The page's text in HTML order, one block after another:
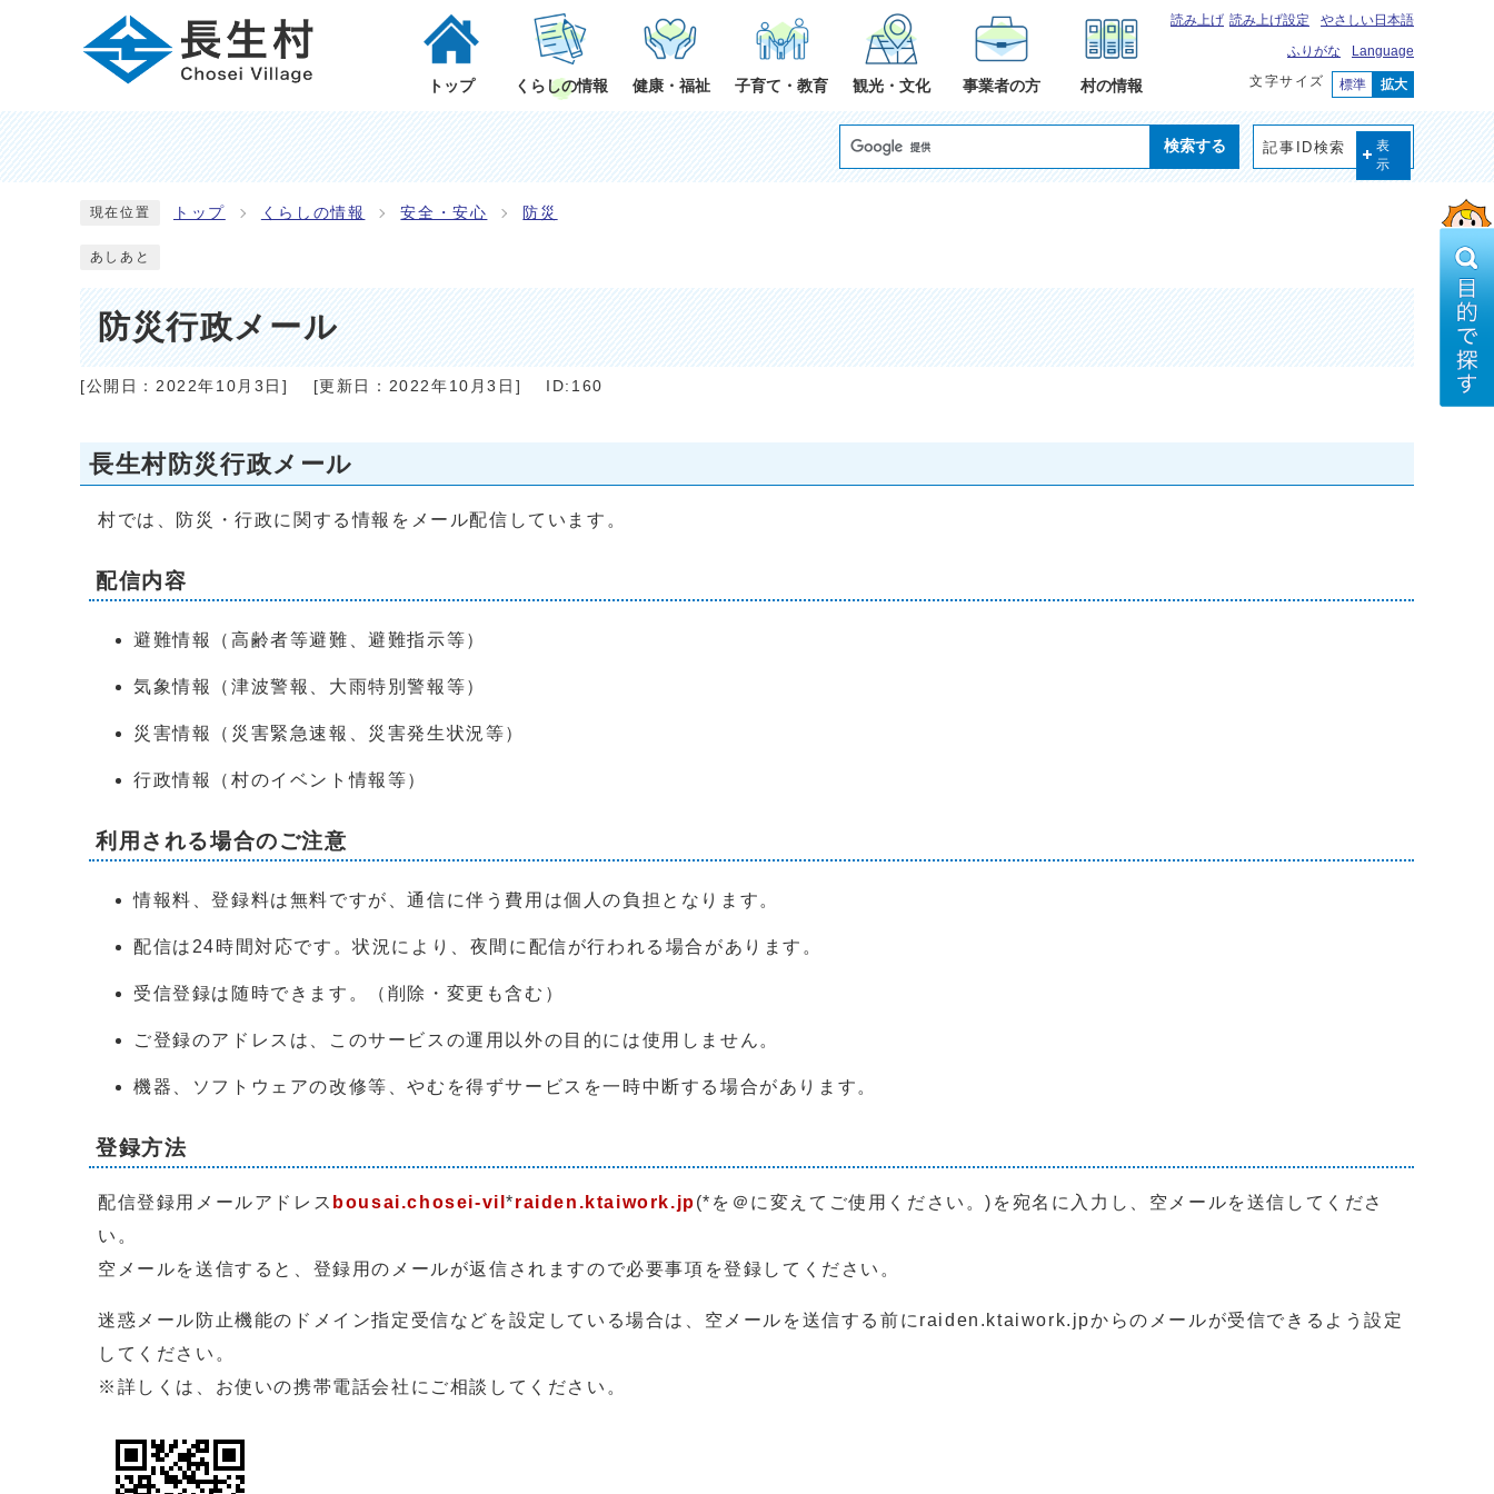
トップ くらしの情報 健康・福祉 子育て・教育 観光・文化 事業者の方 村の情報
読み上げ 読み上げ設定
やさしい日本語
ふりがな
Language
文字サイズ
標準 拡大
検索する 記事ID検索
表
示
現在位置 トップ くらしの情報 安全・安心 防災
あしあと
防災行政メール
[公開日： 2022年10月3日 ] [更新日： 2022年10月3日 ] ID:160
長生村防災行政メール
村では、防災・行政に関する情報をメール配信しています。
配信内容
避難情報（高齢者等避難、避難指示等）
気象情報（津波警報、大雨特別警報等）
災害情報（災害緊急速報、災害発生状況等）
行政情報（村のイベント情報等）
利用される場合のご注意
情報料、登録料は無料ですが、通信に伴う費用は個人の負担となります。
配信は24時間対応です。状況により、夜間に配信が行われる場合があります。
受信登録は随時できます。（削除・変更も含む）
ご登録のアドレスは、このサービスの運用以外の目的には使用しません。
機器、ソフトウェアの改修等、やむを得ずサービスを一時中断する場合があります。
登録方法
配信登録用メールアドレス bousai.chosei-vil*raiden.ktaiwork.jp(*を＠に変えてご使用ください。)を宛名に入力し、空メールを送信してくださ
い。
空メールを送信すると、登録用のメールが返信されますので必要事項を登録してください。
迷惑メール防止機能のドメイン指定受信などを設定している場合は、空メールを送信する前にraiden.ktaiwork.jpからのメールが受信できるよう設定
してください。
※詳しくは、お使いの携帯電話会社にご相談してください。